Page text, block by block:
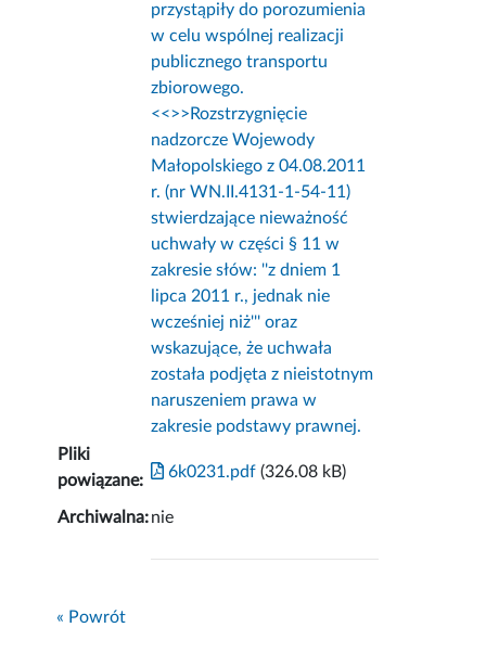
przystąpiły do porozumienia
w celu wspólnej realizacji
publicznego transportu
zbiorowego.
<<>>Rozstrzygnięcie
nadzorcze Wojewody
Małopolskiego z 04.08.2011
r. (nr WN.II.4131-1-54-11)
stwierdzające nieważność
uchwały w części § 11 w
zakresie słów: ''z dniem 1
lipca 2011 r., jednak nie
wcześniej niż''' oraz
wskazujące, że uchwała
została podjęta z nieistotnym
naruszeniem prawa w
zakresie podstawy prawnej.
Pliki
powiązane:
6k0231.pdf (326.08 kB)
Archiwalna:nie
« Powrót